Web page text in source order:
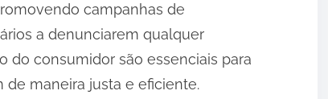
campanhas de
a denunciarem qualquer
do consumidor são essenciais para
maneira justa e eficiente.